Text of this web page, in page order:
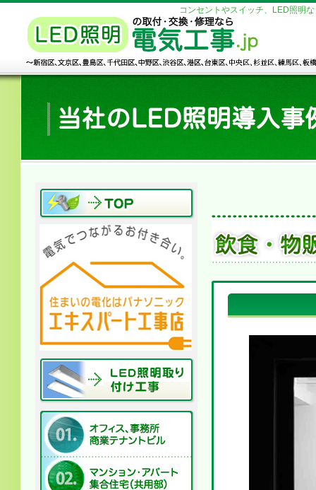
コンセントやスイッチ、LED照明